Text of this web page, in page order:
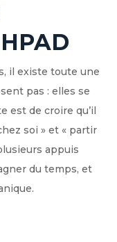
il existe toute une
pas : elles se
est de croire qu’il
soi » et « partir
appuis
du temps, et